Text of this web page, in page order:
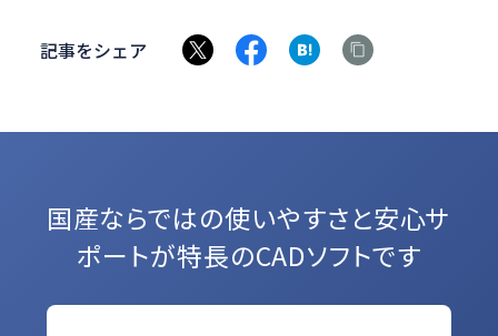
記事をシェア
国産ならではの使いやすさと安心サ
ポートが特長のCADソフトです